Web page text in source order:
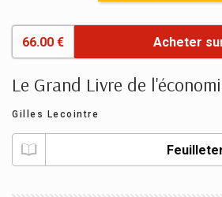
66.00 € Acheter
Le Grand Livre de
Gilles Lecointre